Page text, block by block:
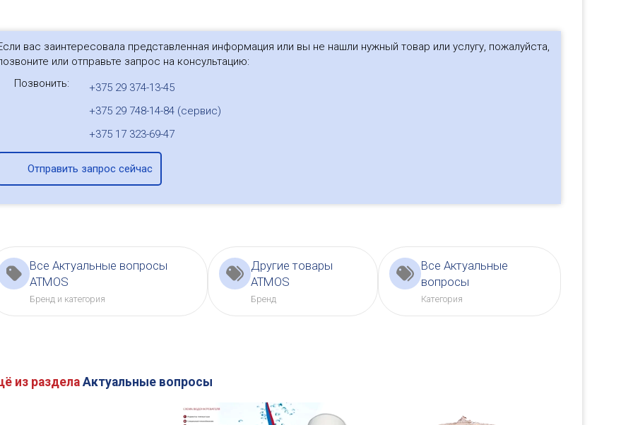
вас заинтересовала представленная информация или вы не нашли нужный товар или услугу, пожалуйста,
или отправьте запрос на консультацию:
Позвонить:
+375 29 374-13-45
+375 29 748-14-84 (сервис)
+375 17 323-69-47
Отправить запрос сейчас
Все Актуальные вопросы
ATMOS
Бренд и категория
Другие товары
ATMOS
Бренд
Все Актуальные
вопросы
Категория
из разделаАктуальные вопросы